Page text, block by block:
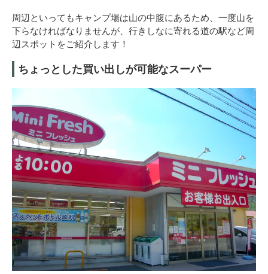
周辺といってもキャンプ場は山の中腹にあるため、一度山を
下らなければなりませんが、行きしなに寄れる道の駅など周
辺スポットをご紹介します！
ちょっとした買い出しが可能なスーパー